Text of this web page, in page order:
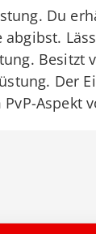
Du
Der
Aspekt